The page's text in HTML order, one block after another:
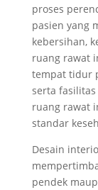
proses
pasien yang
kebersihan,
ruang rawat
tempat tidur
serta
ruang rawat
standar
Desain
pendek